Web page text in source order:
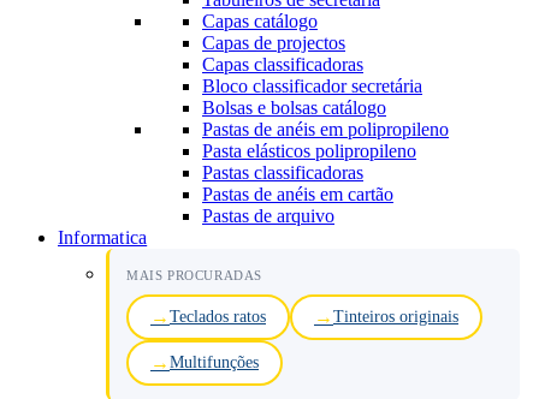
Capas catálogo
Capas de projectos
Capas classificadoras
Bloco classificador secretária
Bolsas e bolsas catálogo
Pastas de anéis em polipropileno
Pasta elásticos polipropileno
Pastas classificadoras
Pastas de anéis em cartão
Pastas de arquivo
Informatica
MAIS PROCURADAS
Teclados ratos Tinteiros originais
Multifunções